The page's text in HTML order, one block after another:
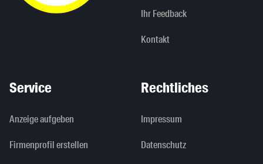
Ihr Feedback
Kontakt
Service
Anzeige aufgeben
Firmenprofil erstellen
Rechtliches
Impressum
Datenschutz